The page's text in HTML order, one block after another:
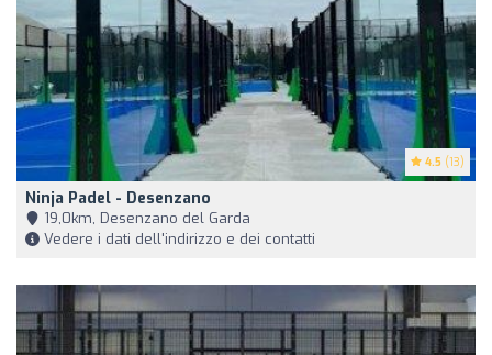
4.5 (13)
Ninja Padel - Desenzano
19,0km, Desenzano del Garda
Vedere i dati dell'indirizzo e dei contatti